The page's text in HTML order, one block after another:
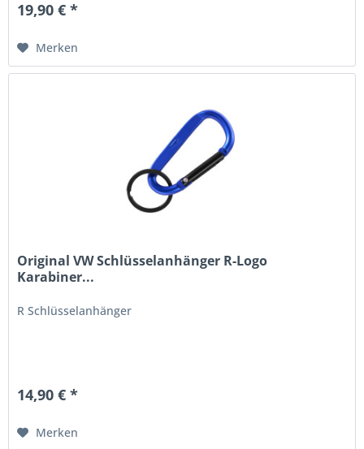
19,90 € *
Merken
Original VW Schlüsselanhänger R-Logo
Karabiner...
R Schlüsselanhänger
14,90 € *
Merken